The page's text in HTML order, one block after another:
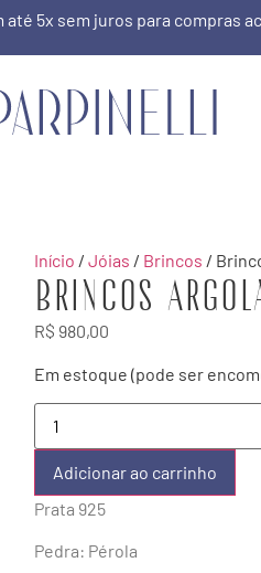
5x sem juros para compras
Início / Jóias / Brincos /
Brincos
R$ 980,00
Em estoque (pode ser
Adicionar ao carrinho
Prata 925
Pedra: Pérola